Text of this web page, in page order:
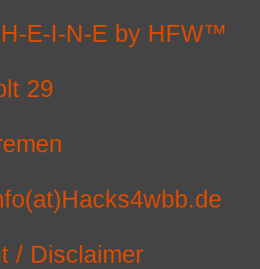
E-I-N-E by HFW™
29
/ Disclaimer